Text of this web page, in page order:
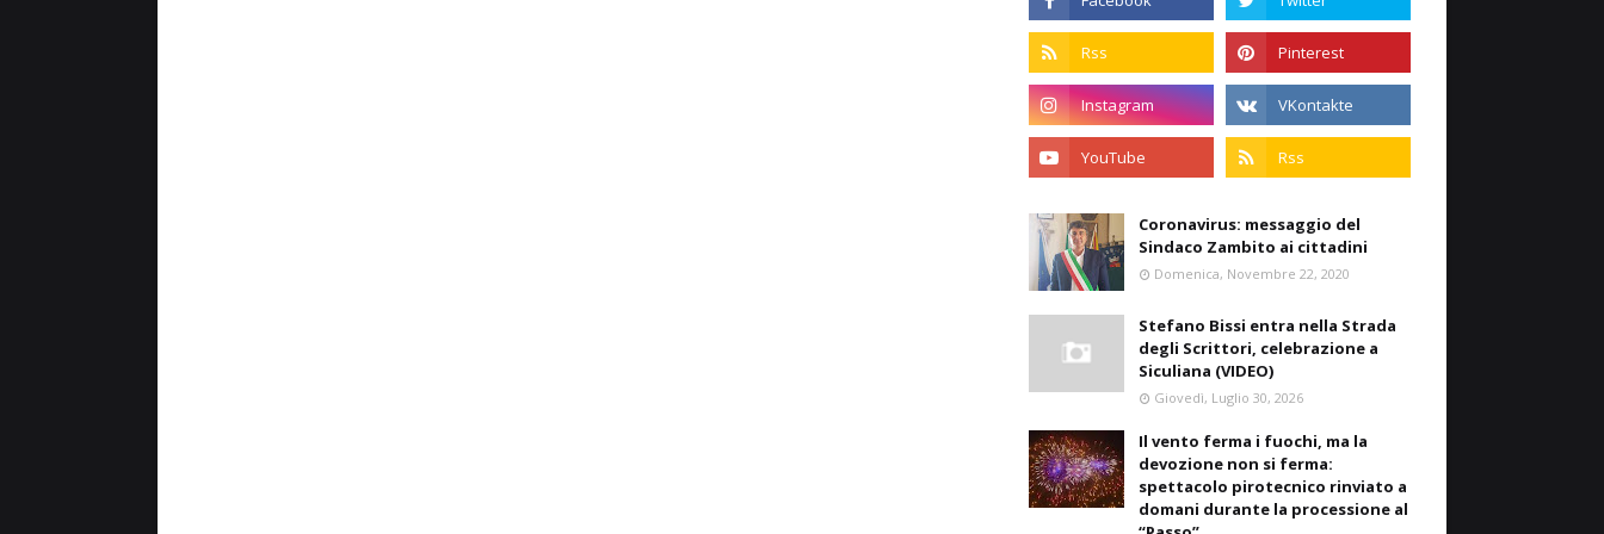
Coronavirus: messaggio del
Sindaco Zambito ai cittadini
Domenica, Novembre 22, 2020
Stefano Bissi entra nella Strada
degli Scrittori, celebrazione a
Siculiana (VIDEO)
Giovedì, Luglio 30, 2026
Il vento ferma i fuochi, ma la
devozione non si ferma:
spettacolo pirotecnico rinviato a
domani durante la processione al